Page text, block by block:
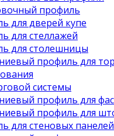
профиль
для дверей купе
для стеллажей
для столешницы
профиль для
системы
профиль для
профиль для
для стеновых панелей